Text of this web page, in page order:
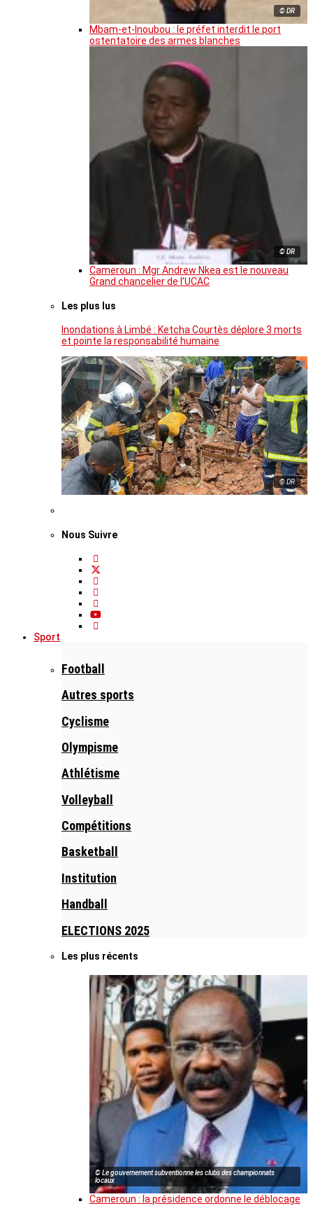
© DR
Mbam-et-Inoubou : le préfet interdit le port
ostentatoire des armes blanches
© DR
Cameroun : Mgr Andrew Nkea est le nouveau
Grand chancelier de l’UCAC
Les plus lus
Inondations à Limbé : Ketcha Courtès déplore 3 morts
et pointe la responsabilité humaine
© DR
Nous Suivre
Sport
Football
Autres sports
Cyclisme
Olympisme
Athlétisme
Volleyball
Compétitions
Basketball
Institution
Handball
ELECTIONS 2025
Les plus récents
© Le gouvernement subventionne les clubs des championnats
locaux
Cameroun : la présidence ordonne le déblocage